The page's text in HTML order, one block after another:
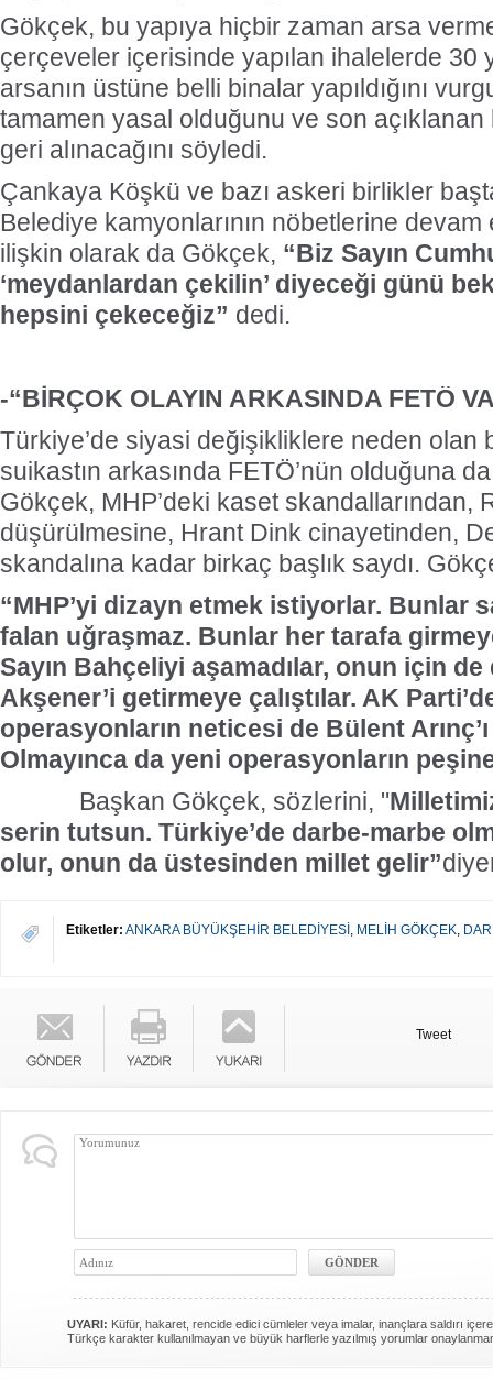
Gökçek, bu yapıya hiçbir zaman arsa
çerçeveler içerisinde yapılan ihalelerde 30
arsanın üstüne belli binalar yapıldığını
tamamen yasal olduğunu ve son açıklanan
geri alınacağını söyledi.
Çankaya Köşkü ve bazı askeri birlikler
Belediye kamyonlarının nöbetlerine
ilişkin olarak da Gökçek, “Biz Sayın
‘meydanlardan çekilin’ diyeceği günü
hepsini çekeceğiz” dedi.
-“BİRÇOK OLAYIN ARKASINDA FETÖ
Türkiye’de siyasi değişikliklere neden olan
suikastın arkasında FETÖ’nün olduğuna
Gökçek, MHP’deki kaset skandallarından,
düşürülmesine, Hrant Dink cinayetinden,
skandalına kadar birkaç başlık saydı.
“MHP’yi dizayn etmek istiyorlar. Bunlar
falan uğraşmaz. Bunlar her tarafa
Sayın Bahçeliyi aşamadılar, onun için
Akşener’i getirmeye çalıştılar. AK
operasyonların neticesi de Bülent
Olmayınca da yeni operasyonların
Başkan Gökçek, sözlerini, "
serin tutsun. Türkiye’de darbe-marbe
olur, onun da üstesinden millet gelir”
Etiketler: ANKARA BÜYÜKŞEHİR BELEDİYESİ , MELİH GÖKÇEK,
Tweet
UYARI: Küfür, hakaret, rencide edici cümleler veya imalar, inançlara saldırı
Türkçe karakter kullanılmayan ve büyük harflerle yazılmış yorumlar